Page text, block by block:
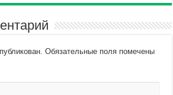
Обязательные поля помечены